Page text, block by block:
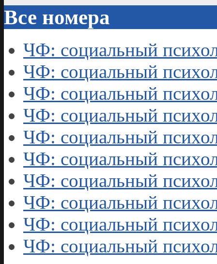
Все номера
ЧФ: социальный
ЧФ: социальный
ЧФ: социальный
ЧФ: социальный
ЧФ: социальный
ЧФ: социальный
ЧФ: социальный
ЧФ: социальный
ЧФ: социальный
ЧФ: социальный